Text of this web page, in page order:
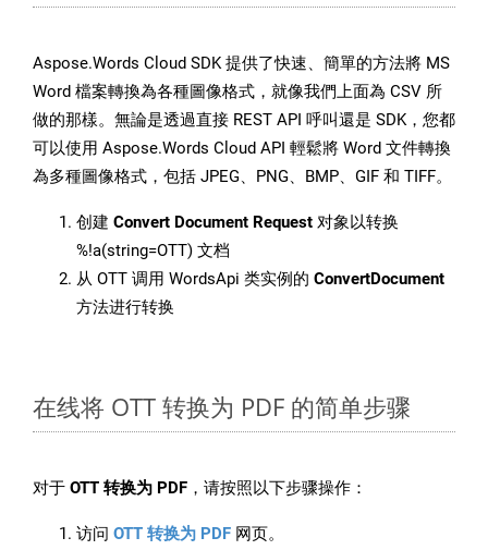
Aspose.Words Cloud SDK 提供了快速、簡單的方法將 MS
Word 檔案轉換為各種圖像格式，就像我們上面為 CSV 所
做的那樣。無論是透過直接 REST API 呼叫還是 SDK，您都
可以使用 Aspose.Words Cloud API 輕鬆將 Word 文件轉換
為多種圖像格式，包括 JPEG、PNG、BMP、GIF 和 TIFF。
创建 Convert Document Request 对象以转换
%!a(string=OTT) 文档
从 OTT 调用 WordsApi 类实例的 ConvertDocument
方法进行转换
在线将 OTT 转换为 PDF 的简单步骤
对于 OTT 转换为 PDF ，请按照以下步骤操作：
访问 OTT 转换为 PDF 网页。